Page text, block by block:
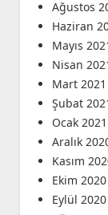
Ağustos
Haziran
Mayıs
Nisan
Mart 2021
Şubat
Ocak 2021
Aralık
Kasım
Ekim 2020
Eylül 2020